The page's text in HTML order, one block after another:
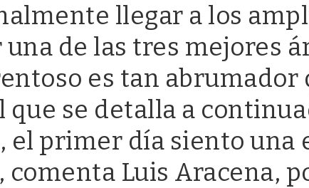
llegar a los
de las tres mejores
es tan
se detalla a
el primer día siento una
comenta Luis Aracena,